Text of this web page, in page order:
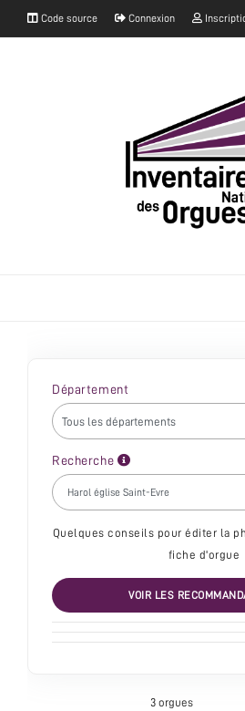
Code source Connexion
Département
Recherche
Quelques conseils pour éditer la
fiche d'orgue
VOIR LES
3 orgues